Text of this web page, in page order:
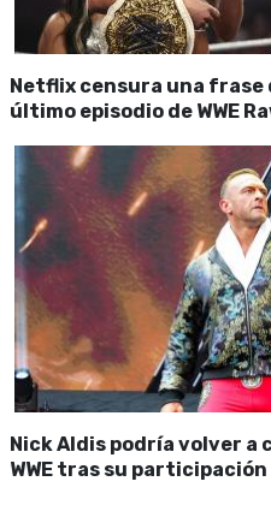
Netflix censura una frase
último episodio de WWE
Nick Aldis podría volver a
WWE tras su